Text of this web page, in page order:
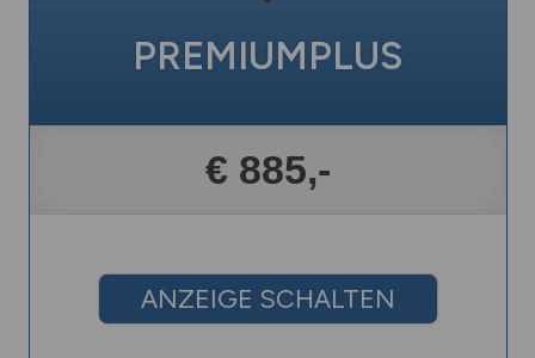
PREMIUMPLUS
€ 885,-
ANZEIGE SCHALTEN